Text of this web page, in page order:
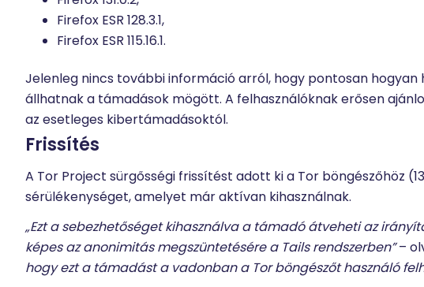
Firefox ESR 128.3.1,
Firefox ESR 115.16.1.
Jelenleg nincs további információ arról, hogy pontosan
állhatnak a támadások mögött. A felhasználóknak erősen
az esetleges kibertámadásoktól.
Frissítés
A Tor Project sürgősségi frissítést adott ki a Tor böngészőhöz
sérülékenységet, amelyet már aktívan kihasználnak.
„Ezt a sebezhetőséget kihasználva a támadó átveheti az
képes az anonimitás megszüntetésére a Tails rendszerben”–
hogy ezt a támadást a vadonban a Tor böngészőt használó